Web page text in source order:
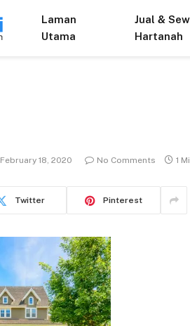
Laman
Utama
Jual &
Hartanah
February 18, 2020 No Comments 1
Twitter Pinterest